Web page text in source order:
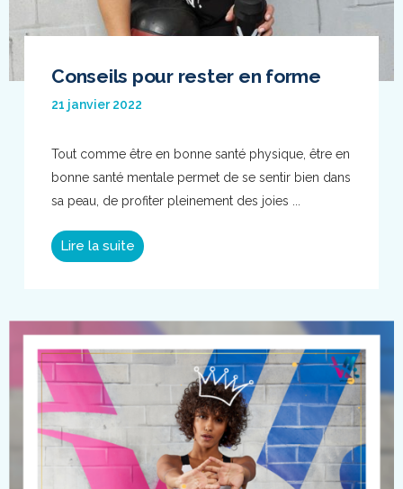
Conseils pour rester en forme
21 janvier 2022
Tout comme être en bonne santé physique, être en
bonne santé mentale permet de se sentir bien dans
sa peau, de profiter pleinement des joies ...
Lire la suite